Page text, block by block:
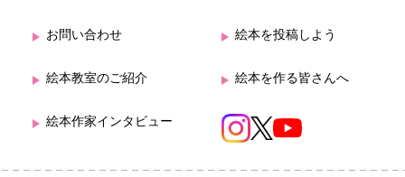
お問い合わせ 絵本を投稿しよう
絵本教室のご紹介 絵本を作る皆さんへ
絵本作家インタビュー